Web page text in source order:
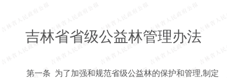
吉林省省级公益林管理办法
第一条 为了加强和规范省级公益林的保护和管理,制定